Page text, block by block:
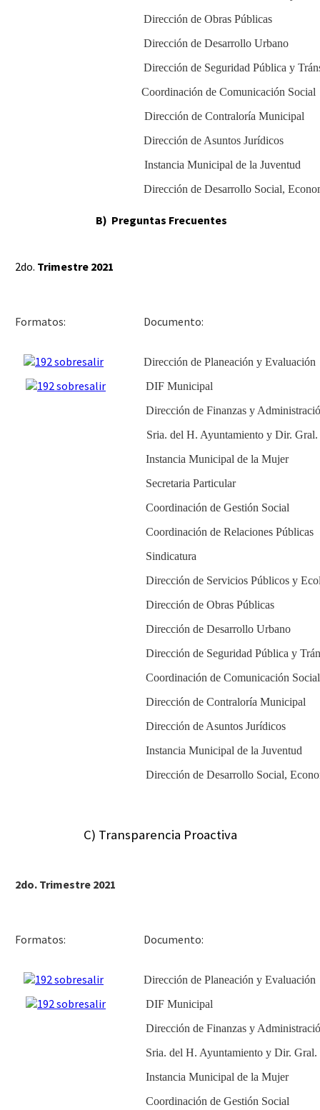
Dirección de Obras Públicas
Dirección de Desarrollo Urbano
Dirección de Seguridad Pública y
Coordinación de Comunicación Social
Dirección de Contraloría Municipal
Dirección de Asuntos Jurídicos
Instancia Municipal de la Juventud
Dirección de Desarrollo Social,
B) Preguntas Frecuentes
2do. Trimestre 2021
Formatos:
Dirección de Planeación y Evaluación
DIF Municipal
Dirección de Finanzas y
Sria. del H. Ayuntamiento y Dir.
Instancia Municipal de la Mujer
Secretaria Particular
Coordinación de Gestión Social
Coordinación de Relaciones Públicas
Sindicatura
Dirección de Servicios Públicos y
Dirección de Obras Públicas
Dirección de Desarrollo Urbano
Dirección de Seguridad Pública y
Coordinación de Comunicación Social
Dirección de Contraloría Municipal
Dirección de Asuntos Jurídicos
Instancia Municipal de la Juventud
Dirección de Desarrollo Social,
C) Transparencia Proactiva
2do. Trimestre 2021
Formatos:
Dirección de Planeación y Evaluación
DIF Municipal
Dirección de Finanzas y
Sria. del H. Ayuntamiento y Dir. Gral.
Instancia Municipal de la Mujer
Coordinación de Gestión Social